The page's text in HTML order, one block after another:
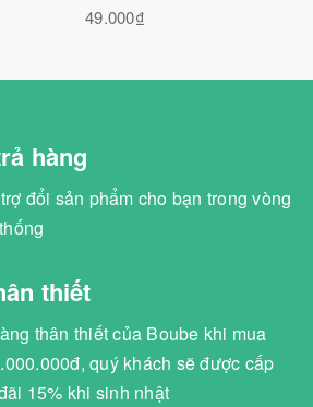
49.000₫
hàng
đổi sản phẩm cho bạn trong vòng
thiết
thân thiết của Boube khi mua
quý khách sẽ được cấp
15% khi sinh nhật